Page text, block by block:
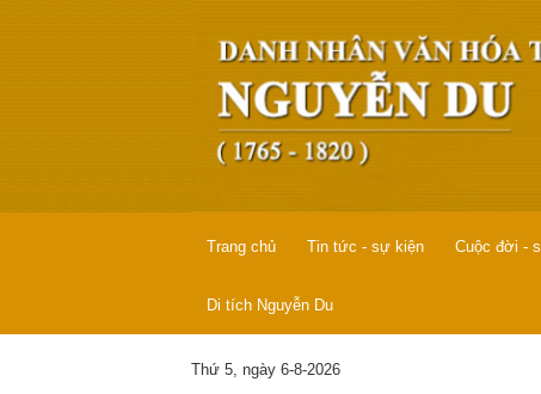
Trang chủ Tin tức - sự kiện Cuộc đời -
Di tích Nguyễn Du
Thứ 5, ngày 6-8-2026